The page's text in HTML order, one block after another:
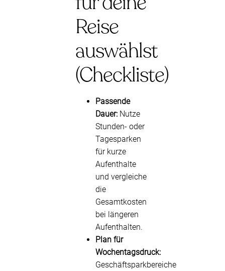
Reise
auswählst
(Checkliste)
Passende
Dauer: Nutze
Stunden- oder
Tagesparken
für kurze
Aufenthalte
und vergleiche
die
Gesamtkosten
bei längeren
Aufenthalten.
Plan für
Wochentagsdruck:
Geschäftsparkbereiche